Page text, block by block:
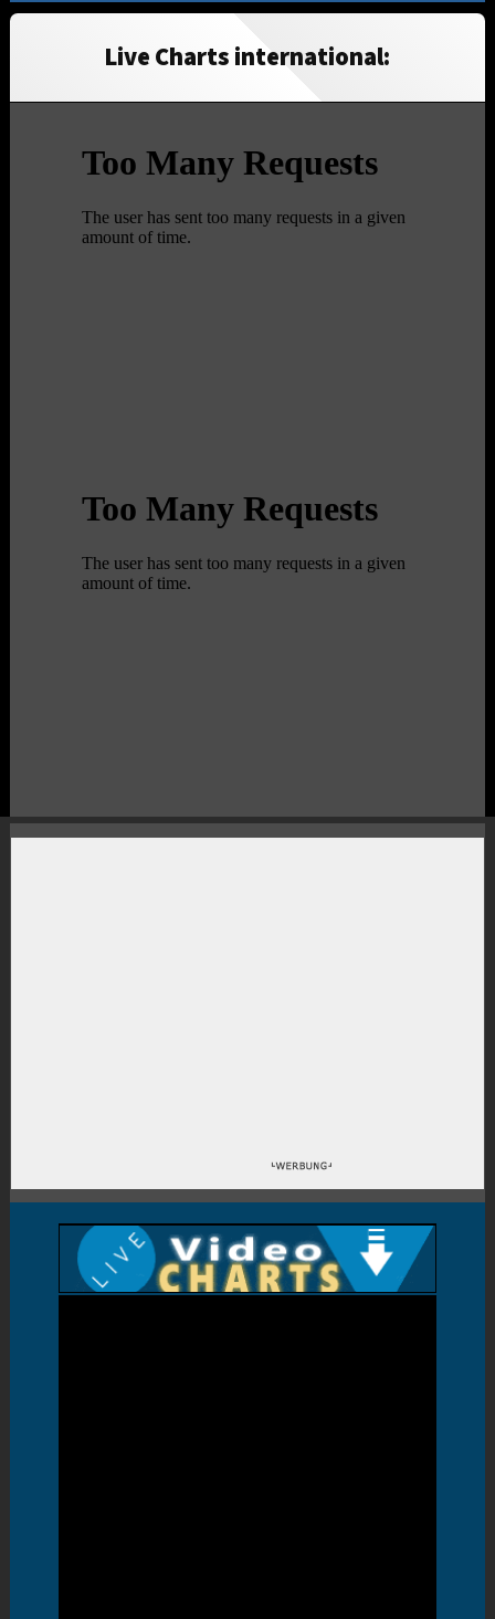
Live Charts international: